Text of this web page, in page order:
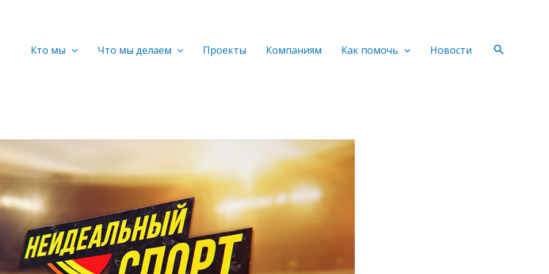
Кто мы Что мы делаем Проекты Компаниям Как помочь Новости Поиск